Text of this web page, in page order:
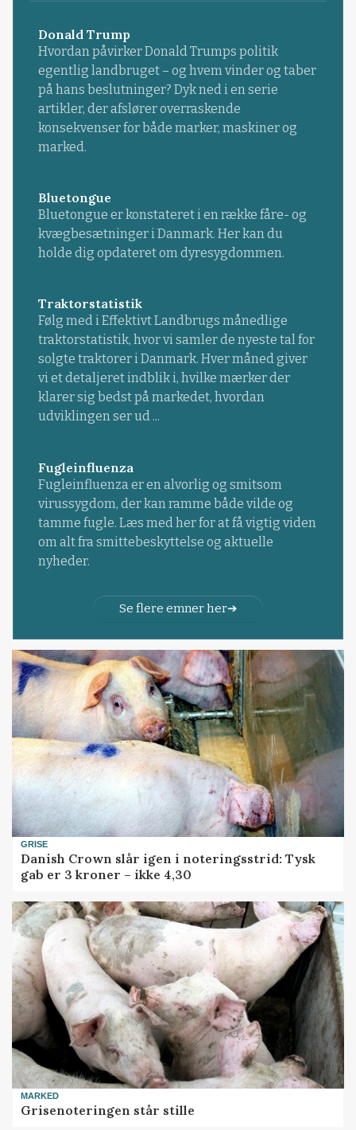
Donald Trump
Hvordan påvirker Donald Trumps politik
egentlig landbruget – og hvem vinder og taber
på hans beslutninger? Dyk ned i en serie
artikler, der afslører overraskende
konsekvenser for både marker, maskiner og
marked.
Bluetongue
Bluetongue er konstateret i en række fåre- og
kvægbesætninger i Danmark. Her kan du
holde dig opdateret om dyresygdommen.
Traktorstatistik
Følg med i Effektivt Landbrugs månedlige
traktorstatistik, hvor vi samler de nyeste tal for
solgte traktorer i Danmark. Hver måned giver
vi et detaljeret indblik i, hvilke mærker der
klarer sig bedst på markedet, hvordan
udviklingen ser ud ...
Fugleinfluenza
Fugleinfluenza er en alvorlig og smitsom
virussygdom, der kan ramme både vilde og
tamme fugle. Læs med her for at få vigtig viden
om alt fra smittebeskyttelse og aktuelle
nyheder.
Se flere emner her
GRISE
Danish Crown slår igen i noteringsstrid: Tysk
gab er 3 kroner – ikke 4,30
MARKED
Grisenoteringen står stille